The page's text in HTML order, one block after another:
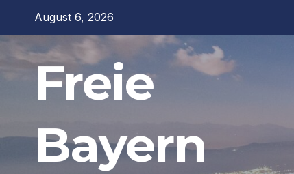
springen
August 6, 2026
Freie
Bayern